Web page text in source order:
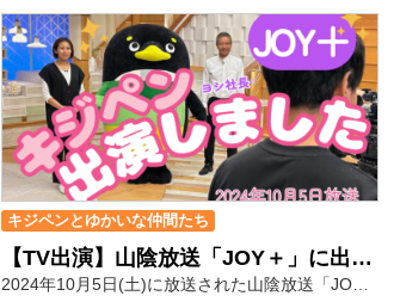
【TV出演】山陰放送「JOY＋」に出演させていただきました！
キジペンとゆかいな仲間たち